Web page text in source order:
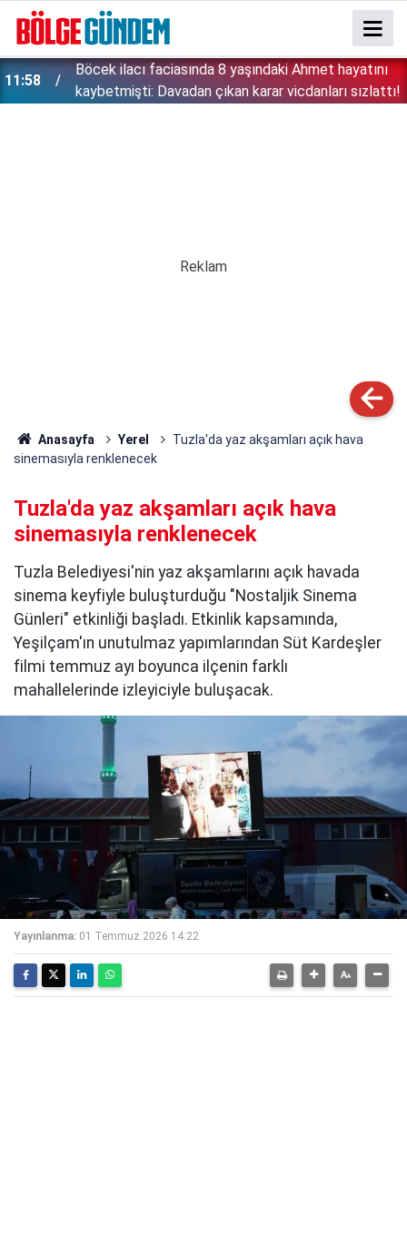
11:58
Böcek ilacı faciasında 8 yaşındaki Ahmet hayatını
kaybetmişti: Davadan çıkan karar vicdanları sızlattı!
Anasayfa Yerel
Tuzla'da yaz akşamları açık hava
sinemasıyla renklenecek
Tuzla'da yaz akşamları açık hava
sinemasıyla renklenecek
Tuzla Belediyesi'nin yaz akşamlarını açık havada
sinema keyfiyle buluşturduğu "Nostaljik Sinema
Günleri" etkinliği başladı. Etkinlik kapsamında,
Yeşilçam'ın unutulmaz yapımlarından Süt Kardeşler
filmi temmuz ayı boyunca ilçenin farklı
mahallelerinde izleyiciyle buluşacak.
Yayınlanma: 01 Temmuz 2026 14:22